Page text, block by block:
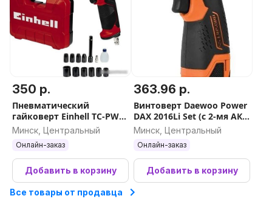
350 р.
Пневматический
гайковерт Einhell TC-PW
610 4138960
Минск, Центральный
Онлайн-заказ
Добавить в корзину
363.96 р.
Винтоверт Daewoo Power
DAX 2016Li Set (с 2-мя АКБ,
сумка)
Минск, Центральный
Онлайн-заказ
Добавить в корзину
Все товары от продавца